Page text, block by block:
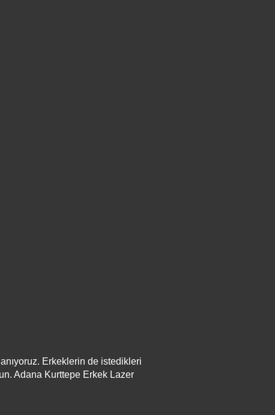
Erkeklerin de istedikleri
Adana Kurttepe Erkek Lazer